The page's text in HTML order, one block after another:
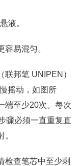
液。
易混匀。
邦笔 UNIPEN）
摇动，如图所
端至少20次。每次
骤必须一直重复直
检查笔芯中至少剩